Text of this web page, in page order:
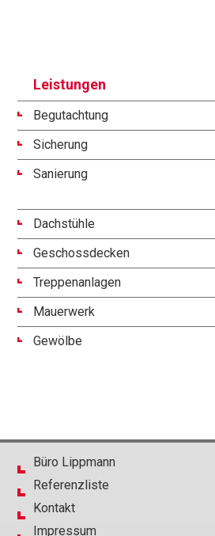
Leistungen
Begutachtung
Sicherung
Sanierung
Dachstühle
Geschossdecken
Treppenanlagen
Mauerwerk
Gewölbe
Büro Lippmann
Referenzliste
Kontakt
Impressum